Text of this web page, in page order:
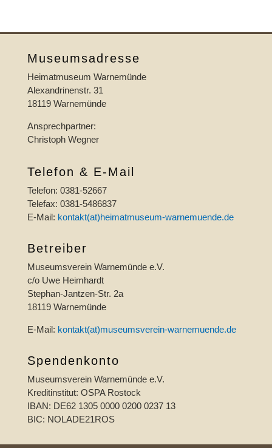
Museumsadresse
Heimatmuseum Warnemünde
Alexandrinenstr. 31
18119 Warnemünde
Ansprechpartner:
Christoph Wegner
Telefon & E-Mail
Telefon: 0381-52667
Telefax: 0381-5486837
E-Mail: kontakt(at)heimatmuseum-warnemuende.de
Betreiber
Museumsverein Warnemünde e.V.
c/o Uwe Heimhardt
Stephan-Jantzen-Str. 2a
18119 Warnemünde
E-Mail: kontakt(at)museumsverein-warnemuende.de
Spendenkonto
Museumsverein Warnemünde e.V.
Kreditinstitut: OSPA Rostock
IBAN: DE62 1305 0000 0200 0237 13
BIC: NOLADE21ROS